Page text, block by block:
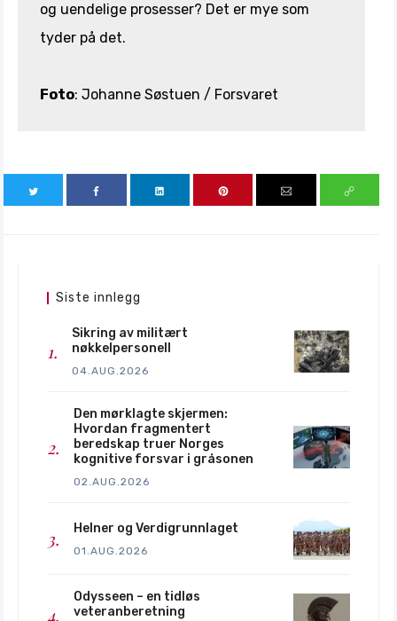
og uendelige prosesser? Det er mye som
tyder på det.
Foto: Johanne Søstuen / Forsvaret
Siste innlegg
Sikring av militært
nøkkelpersonell
04.AUG.2026
Den mørklagte skjermen:
Hvordan fragmentert
beredskap truer Norges
kognitive forsvar i gråsonen
02.AUG.2026
Helner og Verdigrunnlaget
01.AUG.2026
Odysseen – en tidløs
veteranberetning